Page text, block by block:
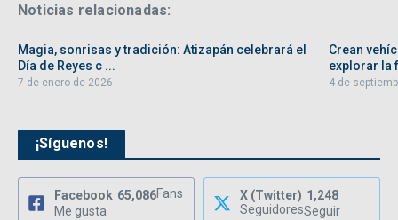
Noticias relacionadas:
Magia, sonrisas y tradición: Atizapán celebrará el
Día de Reyes c ...
7 de enero de 2026
Crean
explorar la
4 de
¡Síguenos!
Facebook 65,086Fans
Me gusta
X (Twitter) 1,248
SeguidoresSeguir